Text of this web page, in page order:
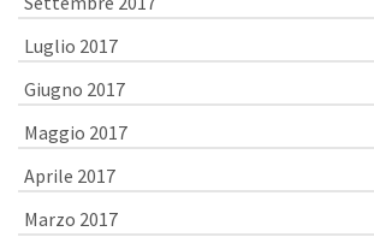
Luglio 2017
Giugno 2017
Maggio 2017
Aprile 2017
Marzo 2017